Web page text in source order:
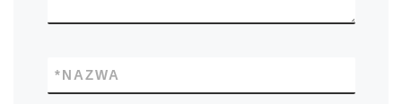
NAZWA
*